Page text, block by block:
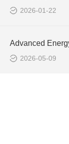
2026-01-22
2026-05-09